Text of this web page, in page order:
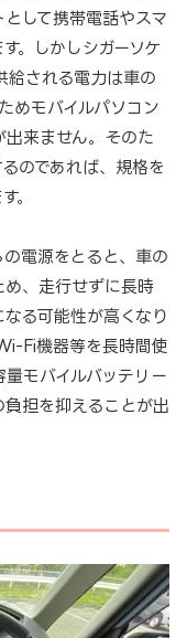
して携帯電話やスマ
。しかしシガーソケ
給される電力は車の
めモバイルパソコン
来ません。そのた
のであれば、規格を
。
電源をとると、車の
め、走行せずに長時
る可能性が高くなり
Fi機器等を長時間使
モバイルバッテリー
担を抑えることが出